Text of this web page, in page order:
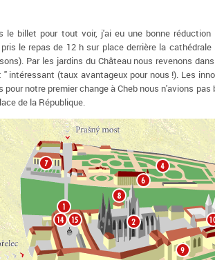
le billet pour tout voir, j'ai eu une bonne
le repas de 12 h sur place derrière la cathédrale
Par les jardins du Château nous revenons
intéressant (taux avantageux pour nous !). Les
pour notre premier change à Cheb nous n'avions
de la République.